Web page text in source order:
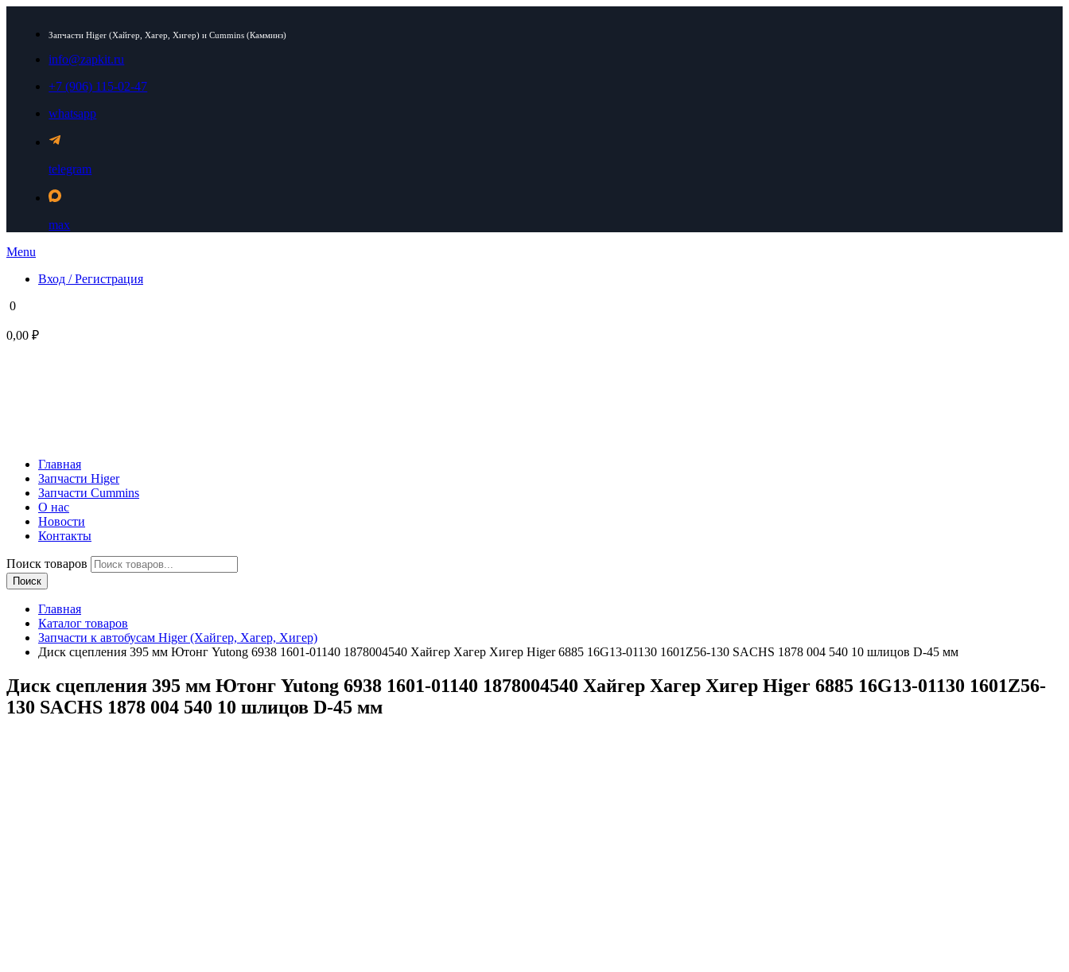
Запчасти Higer (Хайгер, Хагер, Хигер) и Cummins (Камминз)
info@zapkit.ru
+7 (906) 115-02-47
whatsapp
telegram
max
Menu
Вход / Регистрация
0
0,00 ₽
Главная
Запчасти Higer
Запчасти Cummins
О нас
Новости
Контакты
Поиск товаров
Поиск
Главная
Каталог товаров
Запчасти к автобусам Higer (Хайгер, Хагер, Хигер)
Диск сцепления 395 мм Ютонг Yutong 6938 1601-01140 1878004540 Хайгер Хагер Хигер Higer 6885 16G13-01130 1601Z56-130 SACHS 1878 004 540 10 шлицов D-45 мм
Диск сцепления 395 мм Ютонг Yutong 6938 1601-01140 1878004540 Хайгер Хагер Хигер Higer 6885 16G13-01130 1601Z56-
130 SACHS 1878 004 540 10 шлицов D-45 мм